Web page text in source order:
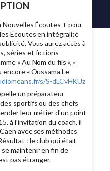
Nouvelles Écoutes + pour
Écoutes en intégralité
Vous aurez accès à
séries et fictions
« Au Nom du fils », «
encore « Oussama Le
s/S-dLCvHKUz
un préparateur
sportifs ou des chefs
leur métier d'un point
à l'invitation du coach, il
avec ses méthodes
: le club qui était
se maintenir en fin de
pas étranger.